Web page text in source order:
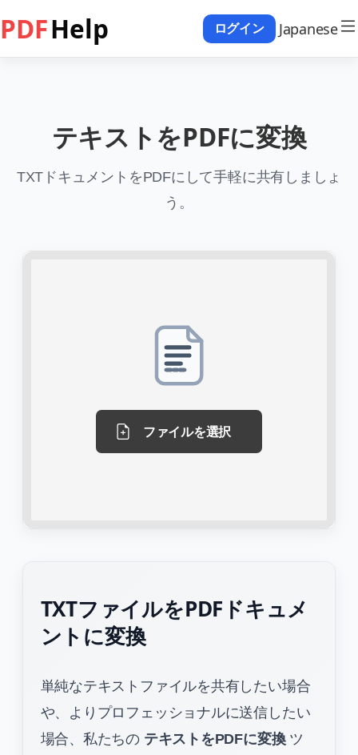
PDFHelp ログイン Japanese
テキストをPDFに変換
TXTドキュメントをPDFにして手軽に共有しましょ
う。
ファイルを選択
TXTファイルをPDFドキュメ
ントに変換
単純なテキストファイルを共有したい場合
や、よりプロフェッショナルに送信したい
場合、私たちの テキストをPDFに変換ツ